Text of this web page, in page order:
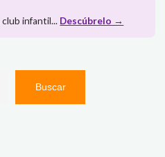
club infantil... Descúbrelo →
Buscar